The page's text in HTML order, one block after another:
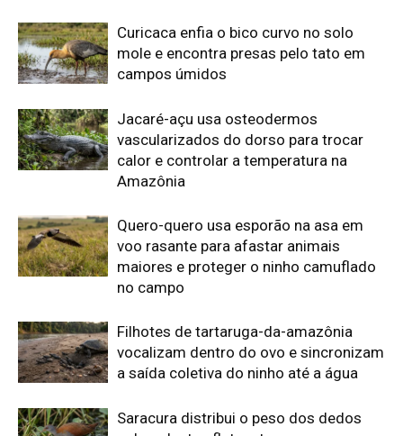
Curicaca enfia o bico curvo no solo
mole e encontra presas pelo tato em
campos úmidos
Jacaré-açu usa osteodermos
vascularizados do dorso para trocar
calor e controlar a temperatura na
Amazônia
Quero-quero usa esporão na asa em
voo rasante para afastar animais
maiores e proteger o ninho camuflado
no campo
Filhotes de tartaruga-da-amazônia
vocalizam dentro do ovo e sincronizam
a saída coletiva do ninho até a água
Saracura distribui o peso dos dedos